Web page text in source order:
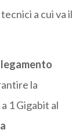
a cui va il
la
1 Gigabit al